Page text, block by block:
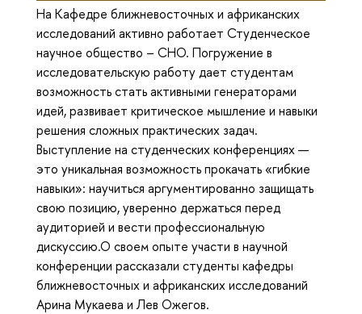
На Кафедре ближневосточных и африканских
исследований активно работает Студенческое
научное общество – СНО. Погружение в
исследовательскую работу дает студентам
возможность стать активными генераторами
идей, развивает критическое мышление и навыки
решения сложных практических задач.
Выступление на студенческих конференциях —
это уникальная возможность прокачать «гибкие
навыки»: научиться аргументированно защищать
свою позицию, уверенно держаться перед
аудиторией и вести профессиональную
дискуссию.О своем опыте участи в научной
конференции рассказали студенты кафедры
ближневосточных и африканских исследований
Арина Мукаева и Лев Ожегов.